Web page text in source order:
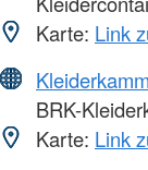
Karte: Link
BRK-
Karte: Link